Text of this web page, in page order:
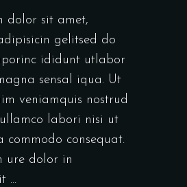
dolor sit amet,
gelitsed do
ididunt utlabor
sensal iqua. Ut
veniamquis nostrud
labori nisi ut
commodo consequat.
ure dolor in